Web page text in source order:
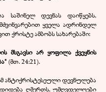
საშინელ დევნას დაიწყებს,
ყველა ადრინდელ
ქრისტე ამბობს სახარებაში:
მსგავსი არ ყოფილა ქვეყნის
(მთ. 24:21).
ანტიქრისტესეული დევნულება
ღმერთს, უმღვდელოები